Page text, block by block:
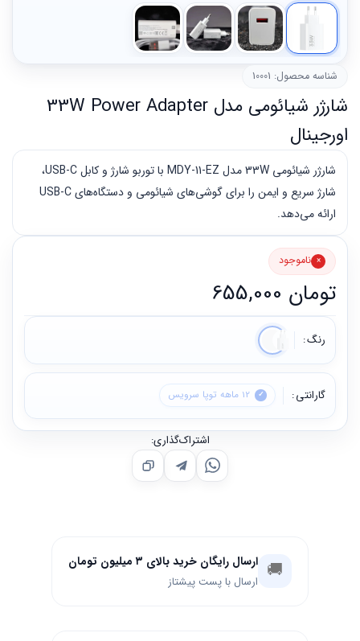
شناسه محصول: 10001
شارژر شیائومی مدل 33W Power Adapter
اورجینال
شارژر شیائومی 33W مدل MDY-11-EZ با توربو شارژ و کابل USB-C،
شارژ سریع و ایمن را برای گوشی‌های شیائومی و دستگاه‌های USB-C
ارائه می‌دهد.
تومان
ناموجود
رنگ
گارانتی 12 ماهه توپا سرویس
اشتراک‌گذاری:
🚚 ارسال رایگان خرید بالای ۳ میلیون تومان
ارسال با پست پیشتاز